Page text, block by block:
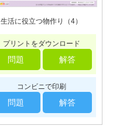
生活に役立つ物作り（4）
プリントをダウンロード
問題 解答
コンビニで印刷
問題 解答